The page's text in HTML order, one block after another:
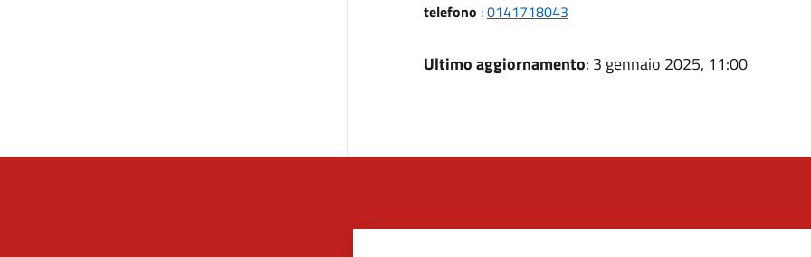
telefono :0141718043
Ultimo aggiornamento: 3 gennaio 2025, 11:00